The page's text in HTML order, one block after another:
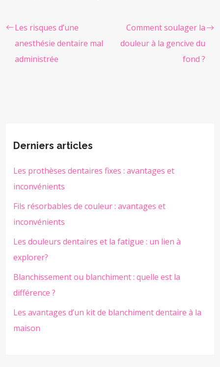
Les risques d’une
anesthésie dentaire mal
administrée
Comment soulager la
douleur à la gencive du
fond ?
Derniers articles
Les prothèses dentaires fixes : avantages et
inconvénients
Fils résorbables de couleur : avantages et
inconvénients
Les douleurs dentaires et la fatigue : un lien à
explorer?
Blanchissement ou blanchiment : quelle est la
différence ?
Les avantages d’un kit de blanchiment dentaire à la
maison